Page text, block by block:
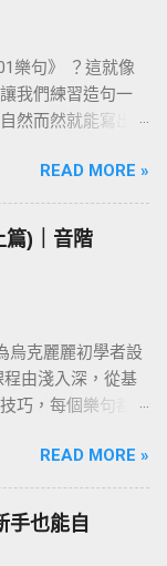
樂句》 ？這就像
我們練習造句一
然而然就能寫出
熟，技巧和速度
演奏曲，就會變
打穩，後面的路
READ MORE »
篇)｜音階
烏克麗麗初學者設
由淺入深，從基
巧，每個樂句都
。 建議從第一課
依序往下練；若你
先看 〈為什麼要
篇。
READ MORE »
手也能自